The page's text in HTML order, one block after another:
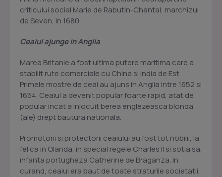
criticului social Marie de Rabutin-Chantal, marchizul
de Seven, in 1680.
Ceaiul ajunge in Anglia
Marea Britanie a fost ultima putere maritima care a
stabilit rute comerciale cu China si India de Est.
Primele mostre de ceai au ajuns in Anglia intre 1652 si
1654. Ceaiul a devenit popular foarte rapid, atat de
popular incat a inlocuit berea englezeasca blonda
(ale) drept bautura nationala.
Promotorii si protectorii ceaiului au fost tot nobilii, la
fel ca in Olanda, in special regele Charles II si sotia sa,
infanta portugheza Catherine de Braganza. In
curand, ceaiul era baut de toate straturile societatii.